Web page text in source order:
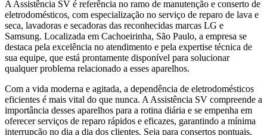
A Assistência SV é referência no ramo de manutenção e conserto de
eletrodomésticos, com especialização no serviço de reparo de lava e
seca, lavadoras e secadoras das reconhecidas marcas LG e
Samsung. Localizada em Cachoeirinha, São Paulo, a empresa se
destaca pela excelência no atendimento e pela expertise técnica de
sua equipe, que está prontamente disponível para solucionar
qualquer problema relacionado a esses aparelhos.
Com a vida moderna e agitada, a dependência de eletrodomésticos
eficientes é mais vital do que nunca. A Assistência SV compreende a
importância desses aparelhos para a rotina diária e se empenha em
oferecer serviços de reparo rápidos e eficazes, garantindo a mínima
interrupção no dia a dia dos clientes. Seja para consertos pontuais,